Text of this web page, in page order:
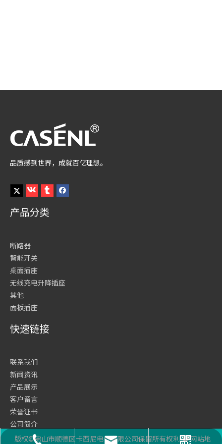
品质感到世界，成就百亿理想。
产品分类
断路器
智能开关
桌面插座
无线充电升降插座
其他
面板插座
座机号码
邮箱
二维码
快速链接
联系我们
新闻资讯
产品展示
客户留言
荣誉证书
公司简介
网站首页
版权©佛山市顺德区卡西尼电气有限公司保留所有权利 网站地